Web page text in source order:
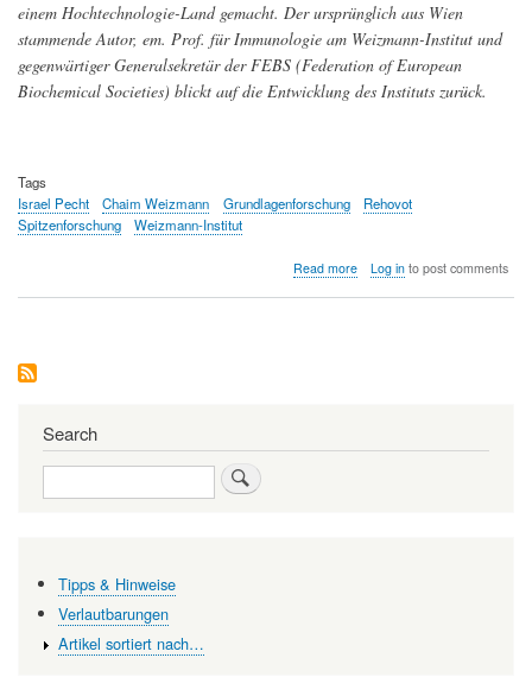
einem Hochtechnologie-Land gemacht. Der ursprünglich aus Wien
stammende Autor, em. Prof. für Immunologie am Weizmann-Institut und
gegenwärtiger Generalsekretär der FEBS (Federation of European
Biochemical Societies) blickt auf die Entwicklung des Instituts zurück.
Tags
Israel Pecht
Chaim Weizmann Grundlagenforschung
Rehovot
Spitzenforschung
Weizmann-Institut
Read moreabout
Log into post comments
Search
Search
Tipps & Hinweise
Verlautbarungen
Artikel sortiert nach…